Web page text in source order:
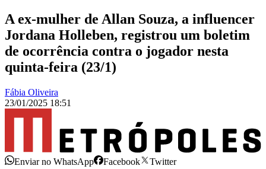
A ex-mulher de Allan Souza, a influencer
Jordana Holleben, registrou um boletim
de ocorrência contra o jogador nesta
quinta-feira (23/1)
Fábia Oliveira
23/01/2025 18:51
Enviar no WhatsApp Facebook
Twitter